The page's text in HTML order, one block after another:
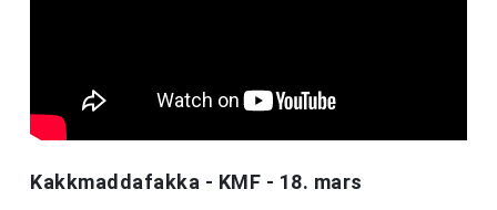
Kakkmaddafakka - KMF - 18. mars